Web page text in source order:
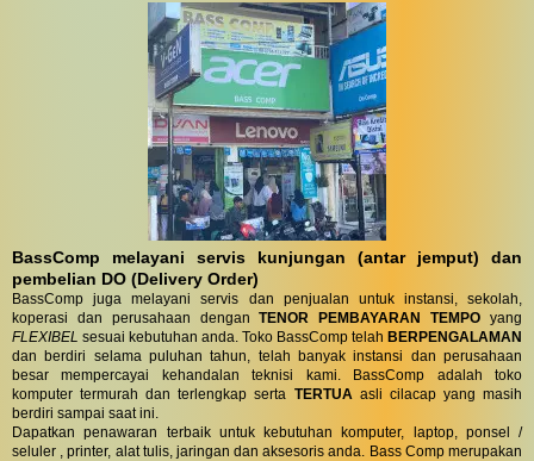
BassComp melayani servis kunjungan (antar jemput) dan
pembelian DO (Delivery Order)
BassComp juga melayani servis dan penjualan untuk instansi, sekolah,
koperasi dan perusahaan denganTENOR PEMBAYARAN TEMPO yang
FLEXIBEL sesuai kebutuhan anda. Toko BassComp telah BERPENGALAMAN
dan berdiri selama puluhan tahun, telah banyak instansi dan perusahaan
besar mempercayai kehandalan teknisi kami. BassComp adalah toko
komputer termurah dan terlengkap serta TERTUAasli cilacap yang masih
berdiri sampai saat ini.
Dapatkan penawaran terbaik untuk kebutuhan komputer, laptop, ponsel /
seluler , printer, alat tulis, jaringan dan aksesoris anda. Bass Comp merupakan